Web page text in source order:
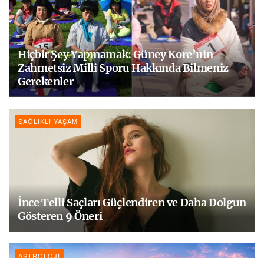
Hiçbir Şey Yapmamak: Güney Kore’nin
Zahmetsiz Milli Sporu Hakkında Bilmeniz
Gerekenler
SAĞLIKLI YAŞAM
İnce Telli Saçları Güçlendiren ve Daha Dolgun
Gösteren 9 Öneri
ASTROLOJI